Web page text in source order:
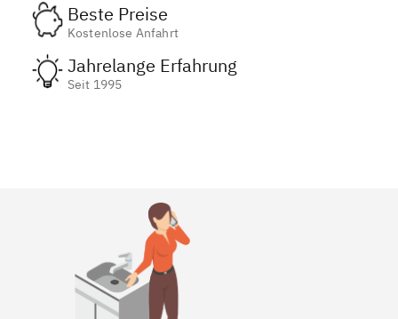
Beste Preise
Kostenlose Anfahrt
Jahrelange Erfahrung
Seit 1995